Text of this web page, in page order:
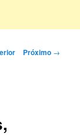
Próximo →